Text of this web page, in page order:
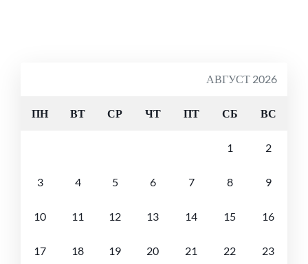
АВГУСТ 2026
ПН ВТ СР ЧТ ПТ СБ ВС
1 2
3 4 5 6 7 8 9
10 11 12 13 14 15 16
17 18 19 20 21 22 23